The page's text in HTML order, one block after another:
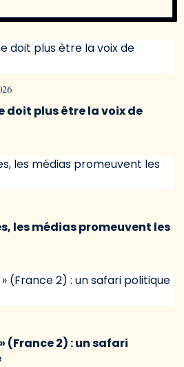
doit plus être la voix de
les médias promeuvent les
(France 2) : un safari